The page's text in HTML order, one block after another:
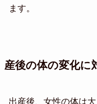
ます。
産後の体の変化に
出産後、女性の体は